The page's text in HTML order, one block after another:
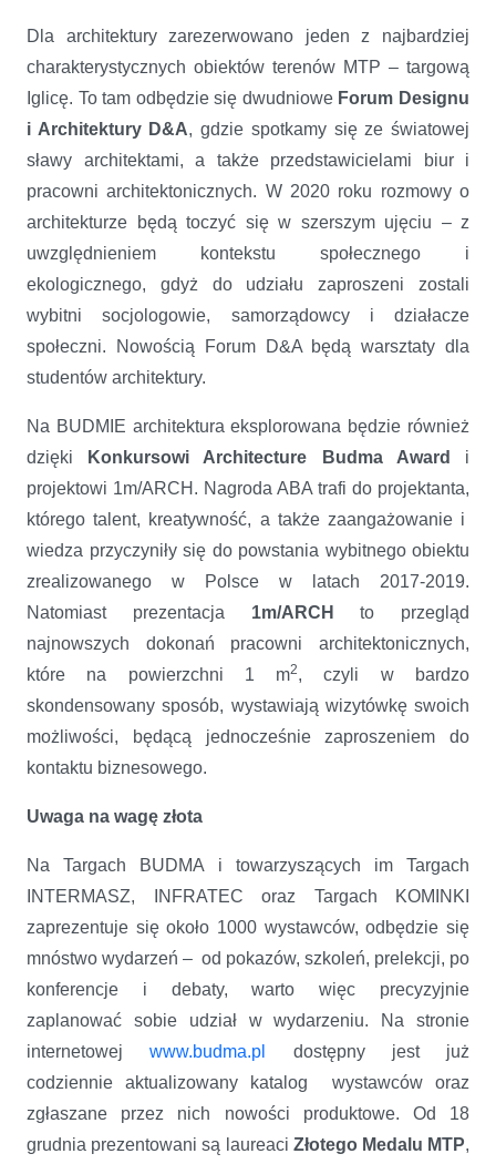
Dla architektury zarezerwowano jeden z najbardziej
charakterystycznych obiektów terenów MTP – targową
Iglicę. To tam odbędzie się dwudniowe Forum Designu
i Architektury D&A, gdzie spotkamy się ze światowej
sławy architektami, a także przedstawicielami biur i
pracowni architektonicznych. W 2020 roku rozmowy o
architekturze będą toczyć się w szerszym ujęciu – z
uwzględnieniem kontekstu społecznego i
ekologicznego, gdyż do udziału zaproszeni zostali
wybitni socjologowie, samorządowcy i działacze
społeczni. Nowością Forum D&A będą warsztaty dla
studentów architektury.
Na BUDMIE architektura eksplorowana będzie również
dzięki
Konkursowi Architecture Budma Award
i
projektowi 1m/ARCH. Nagroda ABA trafi do projektanta,
którego talent, kreatywność, a także zaangażowanie i
wiedza przyczyniły się do powstania wybitnego obiektu
zrealizowanego w Polsce w latach 2017-2019.
Natomiast prezentacja 1m/ARCH
to przegląd
najnowszych dokonań pracowni architektonicznych,
które na powierzchni 1 m2, czyli w bardzo
skondensowany sposób, wystawiają wizytówkę swoich
możliwości, będącą jednocześnie zaproszeniem do
kontaktu biznesowego.
Uwaga na wagę złota
Na Targach BUDMA i towarzyszących im Targach
INTERMASZ, INFRATEC oraz Targach KOMINKI
zaprezentuje się około 1000 wystawców, odbędzie się
mnóstwo wydarzeń – od pokazów, szkoleń, prelekcji, po
konferencje i debaty, warto więc precyzyjnie
zaplanować sobie udział w wydarzeniu. Na stronie
internetowejwww.budma.pl
dostępny jest już
codziennie aktualizowany katalog wystawców oraz
zgłaszane przez nich nowości produktowe. Od 18
grudnia prezentowani są laureaci Złotego Medalu MTP,